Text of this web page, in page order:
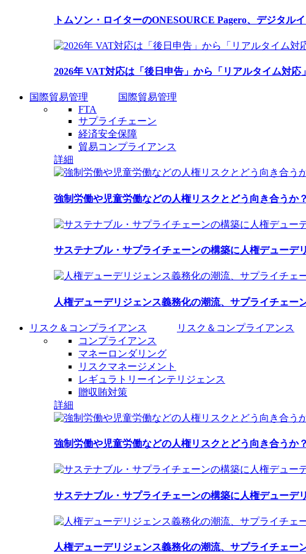
トムソン・ロイターのONESOURCE Pagero、デジタ
2026年 VAT対応は「後日申告」から「リアルタイム対応
国際貿易管理
国際貿易管理
FTA
サプライチェーン
経済安全保障
貿易コンプライアンス
詳細
強制労働や児童労働などの人権リスクとどう向き合うか
サステナブル・サプライチェーンの構築に人権デューデ
人権デューデリジェンス義務化の潮流、サプライチェー
リスク＆コンプライアンス
リスク＆コンプライアンス
コンプライアンス
マネーロンダリング
リスクマネージメント
レギュラトリーインテリジェンス
贈収賄対策
詳細
強制労働や児童労働などの人権リスクとどう向き合うか
サステナブル・サプライチェーンの構築に人権デューデ
人権デューデリジェンス義務化の潮流、サプライチェー